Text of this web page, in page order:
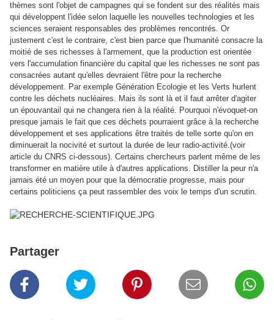
thèmes sont l'objet de campagnes qui se fondent sur des réalités mais
qui développent l'idée selon laquelle les nouvelles technologies et les
sciences seraient responsables des problèmes rencontrés. Or
justement c'est le contraire, c'est bien parce que l'humanité consacre la
moitié de ses richesses à l'armement, que la production est orientée
vers l'accumulation financière du capital que les richesses ne sont pas
consacrées autant qu'elles devraient l'être pour la recherche
développement. Par exemple Génération Ecologie et les Verts hurlent
contre les déchets nucléaires. Mais ils sont là et il faut arrêter d'agiter
un épouvantail qui ne changera rien à la réalité. Pourquoi n'évoquet-on
presque jamais le fait que ces déchets pourraient grâce à la recherche
développement et ses applications être traités de telle sorte qu'on en
diminuerait la nocivité et surtout la durée de leur radio-activité.(voir
article du CNRS ci-dessous). Certains chercheurs parlent même de les
transformer en matière utile à d'autres applications. Distiller la peur n'a
jamais été un moyen pour que la démocratie progresse, mais pour
certains politiciens ça peut rassembler des voix le temps d'un scrutin.
Partager